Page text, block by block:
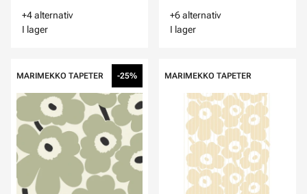
+4 alternativ
I lager
+6 alternativ
I lager
MARIMEKKO TAPETER -25% MARIMEKKO TAPETER